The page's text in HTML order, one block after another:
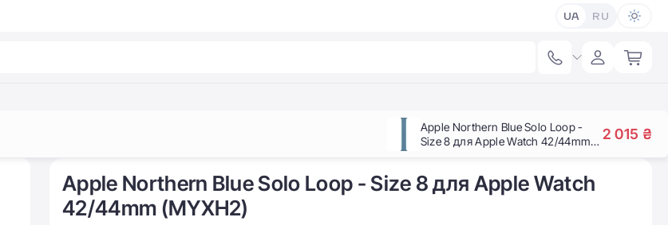
UA RU
Apple Northern Blue Solo Loop -
Size 8 для Apple Watch 42/44mm
2 015 ₴
Apple Northern Blue Solo Loop - Size 8 для Apple Watch
42/44mm (MYXH2)